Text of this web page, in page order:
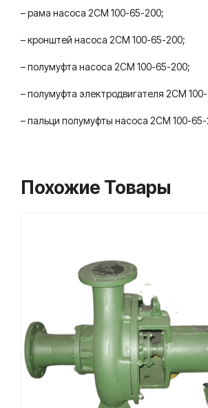
– рама насоса 2СМ 100-65-200;
– кронштей насоса 2СМ 100-65-200;
– полумуфта насоса 2СМ 100-65-200;
– полумуфта электродвигателя 2СМ
– пальци полумуфты насоса 2СМ 100-
Похожие Товары